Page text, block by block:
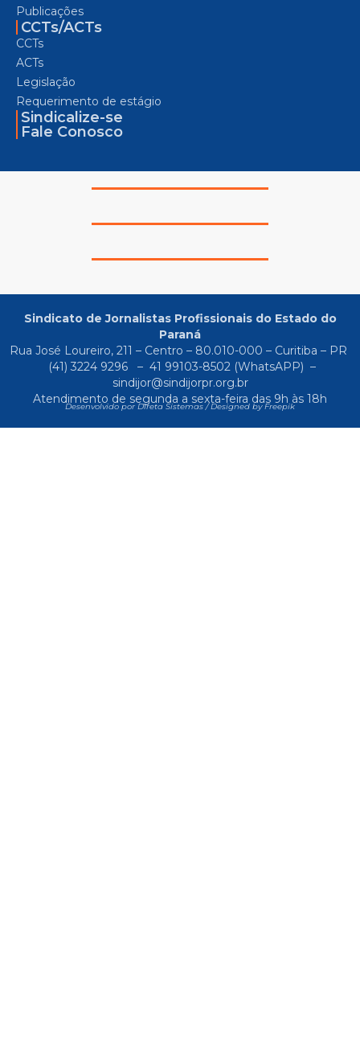
Publicações
CCTs/ACTs
CCTs
ACTs
Legislação
Requerimento de estágio
Sindicalize-se
Fale Conosco
Sindicato de Jornalistas Profissionais do Estado do
Paraná
Rua José Loureiro, 211 – Centro – 80.010-000 – Curitiba – PR
(41) 3224 9296
– 41 99103-8502(WhatsAPP) –
sindijor@sindijorpr.org.br
Atendimento de segunda a sexta-feira das 9h às 18h
Desenvolvido por Direta Sistemas /Designed by Freepik